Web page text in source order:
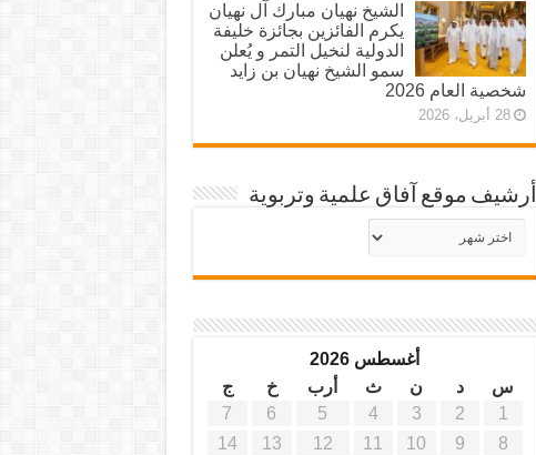
الشيخ نهيان مبارك آل نهيان
يكرم الفائزين بجائزة خليفة
الدولية لنخيل التمر و يُعلن
سمو الشيخ نهيان بن زايد
شخصية العام 2026
28 أبريل، 2026
أرشيف موقع آفاق علمية وتربوية
أرشيف
موقع
أغسطس 2026
س
د ن ث أرب خ
ج
1
2
3
4
5
6
7
8
9
10
11
12
13
14